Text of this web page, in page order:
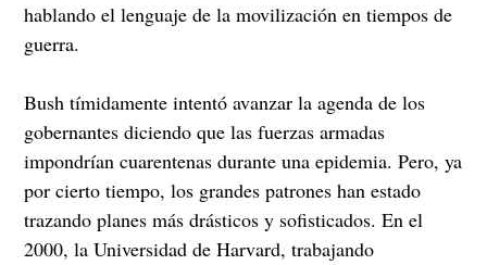
hablando el lenguaje de la movilización en tiempos de
guerra.
Bush tímidamente intentó avanzar la agenda de los
gobernantes diciendo que las fuerzas armadas
impondrían cuarentenas durante una epidemia. Pero, ya
por cierto tiempo, los grandes patrones han estado
trazando planes más drásticos y sofisticados. En el
2000, la Universidad de Harvard, trabajando